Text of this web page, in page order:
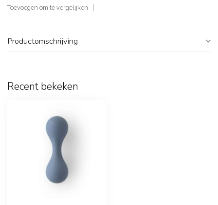
Toevoegen om te vergelijken
Productomschrijving
Recent bekeken